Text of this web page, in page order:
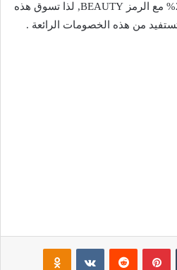
70% باإضافة لكوبون خصم 20% مع الرمز BEAUTY, لذا تسوق هذه
من هذه الخصومات الرائعة .
بينتيريست